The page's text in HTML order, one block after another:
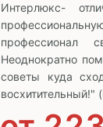
Интерлюкс-
профессионал
Неоднократно
советы куда
восхитительный!"